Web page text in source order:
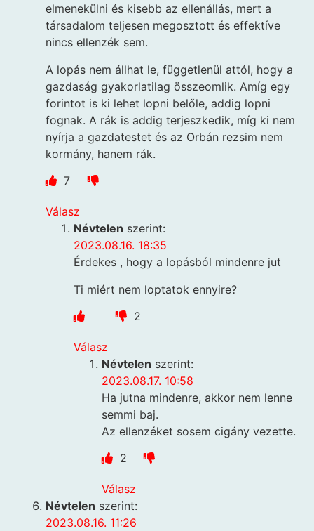
elmenekülni és kisebb az ellenállás, mert a
társadalom teljesen megosztott és effektíve
nincs ellenzék sem.
A lopás nem állhat le, függetlenül attól, hogy a
gazdaság gyakorlatilag összeomlik. Amíg egy
forintot is ki lehet lopni belőle, addig lopni
fognak. A rák is addig terjeszkedik, míg ki nem
nyírja a gazdatestet és az Orbán rezsim nem
kormány, hanem rák.
7
Válasz
Névtelen szerint:
2023.08.16. 18:35
Érdekes , hogy a lopásból mindenre jut
Ti miért nem loptatok ennyire?
2
Válasz
Névtelen szerint:
2023.08.17. 10:58
Ha jutna mindenre, akkor nem lenne
semmi baj.
Az ellenzéket sosem cigány vezette.
2
Válasz
Névtelen szerint:
2023.08.16. 11:26